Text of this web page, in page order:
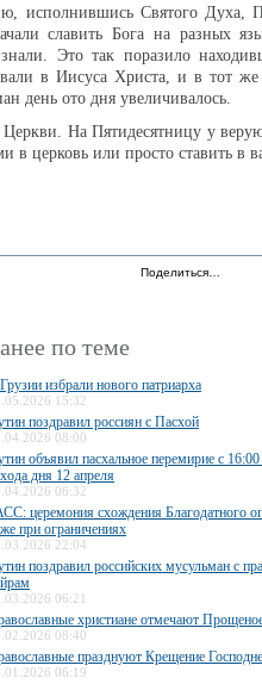
исполнившись Святого Духа,
славить Бога на разных
Это так поразило
в Иисуса Христа, и в тот
день ото дня увеличивалось.
На Пятидесятницу у
церковь или просто ставить в
Поделиться…
по теме
избрали нового патриарха
15:32
поздравил россиян с Пасхой
08:00
объявил пасхальное перемирие с
дня 12 апреля
06:32
церемония схождения Благодатного
при ограничениях
22:04
поздравил российских мусульман с
06:21
христиане отмечают
08:40
празднуют Крещение Господне
06:19